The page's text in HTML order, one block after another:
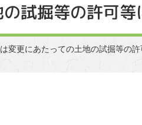
試掘等の許可
変更にあたっての土地の試掘等の